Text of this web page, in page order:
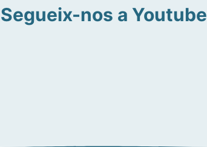
Segueix-nos a Youtube